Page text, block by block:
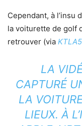
Cependant, à l’insu
la voiturette de golf
retrouver (via KTLA5
LA
CAPTURÉ
LA
LIEUX. À